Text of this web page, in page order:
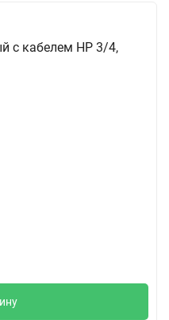
с кабелем НР 3/4,